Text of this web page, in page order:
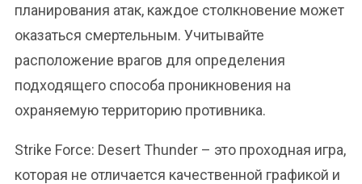
планирования атак, каждое столкновение может
оказаться смертельным. Учитывайте
расположение врагов для определения
подходящего способа проникновения на
охраняемую территорию противника.
Strike Force: Desert Thunder – это проходная игра,
которая не отличается качественной графикой и